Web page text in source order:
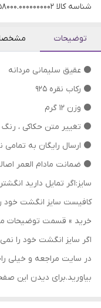
شناسه کالا
توضیحات
⚫ عقیق سلیمانی مردانه
⚫ رکاب نقره 925
⚫ وزن 12 گرم
⁦⁩⚫ تغییر متن حکاکی ،
⚫ ارسال رایگان به تمامی
⚫ ضمانت مادام العمر
سایز:اگر تمایل دارید
کافیست سایز انگشت
خرید » قسمت توضیحات
اگر سایز انگشت خود را
در سایت مراجعه و خیلی
بیاورید.برای دیدن این